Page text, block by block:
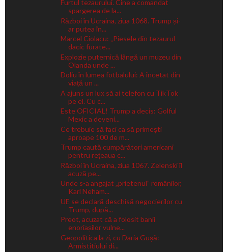
Furtul tezaurului. Cine a comandat
spargerea de la...
Război în Ucraina, ziua 1068. Trump și-
ar putea în...
Marcel Ciolacu: „Piesele din tezaurul
dacic furate...
Explozie puternică lângă un muzeu din
Olanda unde ...
Doliu în lumea fotbalului: A încetat din
viață un ...
A ajuns un lux să ai telefon cu TikTok
pe el. Cu c...
Este OFICIAL! Trump a decis: Golful
Mexic a deveni...
Ce trebuie să faci ca să primești
aproape 100 de m...
Trump caută cumpărători americani
pentru rețeaua c...
Război în Ucraina, ziua 1067. Zelenski îl
acuză pe...
Unde s-a angajat „prietenul” românilor,
Karl Neham...
UE se declară deschisă negocierilor cu
Trump, după...
Preot, acuzat că a folosit banii
enoriașilor vulne...
Geopolitica la zi, cu Daria Gușă:
Armistitiului di...